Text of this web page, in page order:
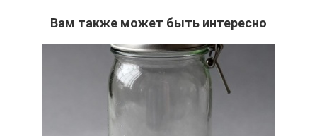
Вам также может быть интересно